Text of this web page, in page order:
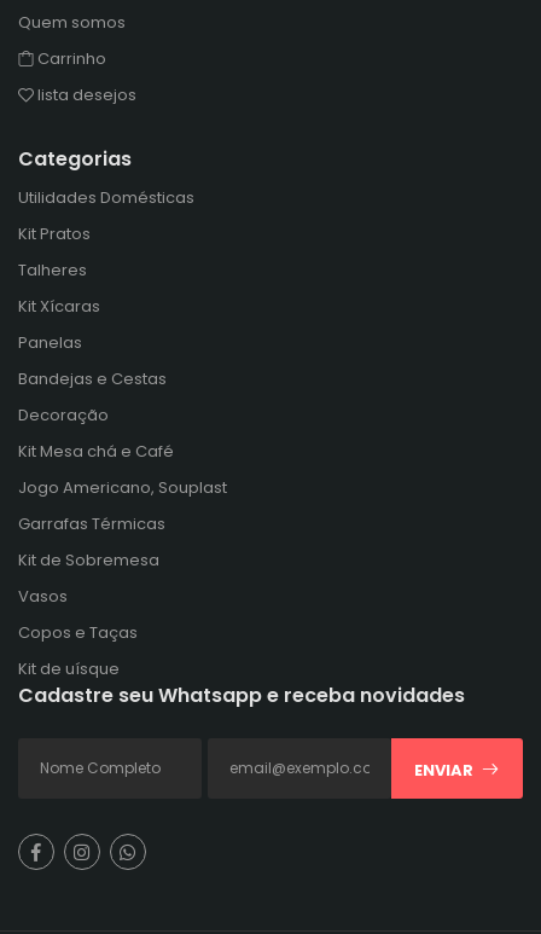
Quem somos
Carrinho
lista desejos
Categorias
Utilidades Domésticas
Kit Pratos
Talheres
Kit Xícaras
Panelas
Bandejas e Cestas
Decoração
Kit Mesa chá e Café
Jogo Americano, Souplast
Garrafas Térmicas
Kit de Sobremesa
Vasos
Copos e Taças
Kit de uísque
Cadastre seu Whatsapp e receba novidades
ENVIAR